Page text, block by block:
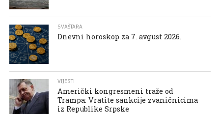
SVAŠTARA
Dnevni horoskop za 7. avgust 2026.
VIJESTI
Američki kongresmeni traže od
Trampa: Vratite sankcije zvaničnicima
iz Republike Srpske